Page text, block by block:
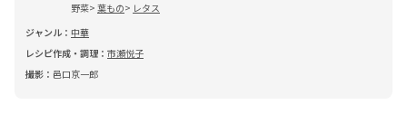
野菜 葉もの
レタス
ジャンル： 中華
レシピ作成・調理： 市瀬悦子
撮影： 邑口京一郎